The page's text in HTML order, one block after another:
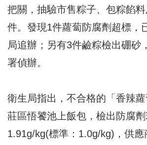
把關，抽驗市售粽子、包粽餡
件。發現1件蘿蔔防腐劑超標，
局追辦；另有3件鹼粽檢出硼砂
署偵辦。
衛生局指出，不合格的「香辣
莊區悟饕池上飯包，檢出防腐
1.91g/kg(標準：1.0g/kg)，供